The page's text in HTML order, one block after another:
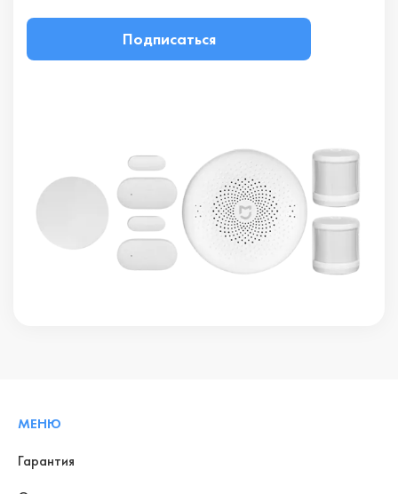
Подписаться
МЕНЮ
Гарантия